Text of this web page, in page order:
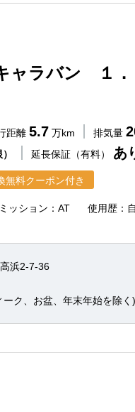
ャラバン １．
距離 5.7 万km 排気量
延長保証（有料） あ
無料クーポン付き
ミッション：AT
使用歴：
浜2-7-36
ク、お盆、年末年始を除く)